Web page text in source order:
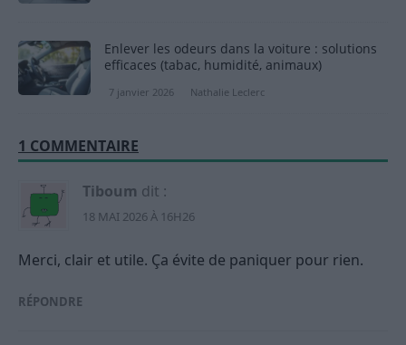
Enlever les odeurs dans la voiture : solutions
efficaces (tabac, humidité, animaux)
7 janvier 2026 Nathalie Leclerc
1 COMMENTAIRE
Tiboum dit :
18 MAI 2026 À 16H26
Merci, clair et utile. Ça évite de paniquer pour rien.
RÉPONDRE